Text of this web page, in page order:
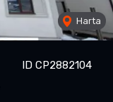
ID CP2882104
Harta